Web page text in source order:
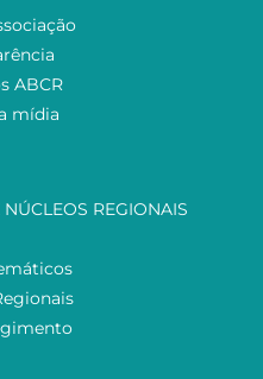
ABCR
mídia
REGIONAIS